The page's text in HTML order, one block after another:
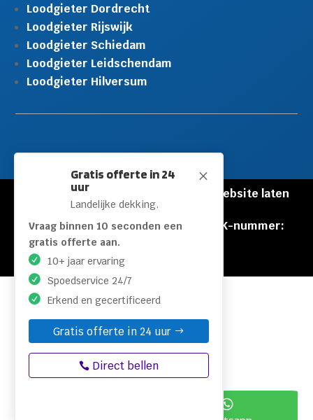
M
Gratis offerte in 24
uur
Landelijke dekking.
Vraag binnen 10 seconden een
gratis offerte aan.
10+ jaar ervaring
Spoedservice 24/7
Erkend en gecertificeerd
Gratis offerte in 24 uur
Direct bellen
Loodgieter Dordrecht
Loodgieter Rijswijk
Loodgieter Schiedam
Loodgieter Leidschendam
Loodgieter Hilversum
© Copyright Loodgieters Kwartier |
Website laten
maken door Flexamedia
Privacyverklaring|Disclaimer
KVK-nummer:
